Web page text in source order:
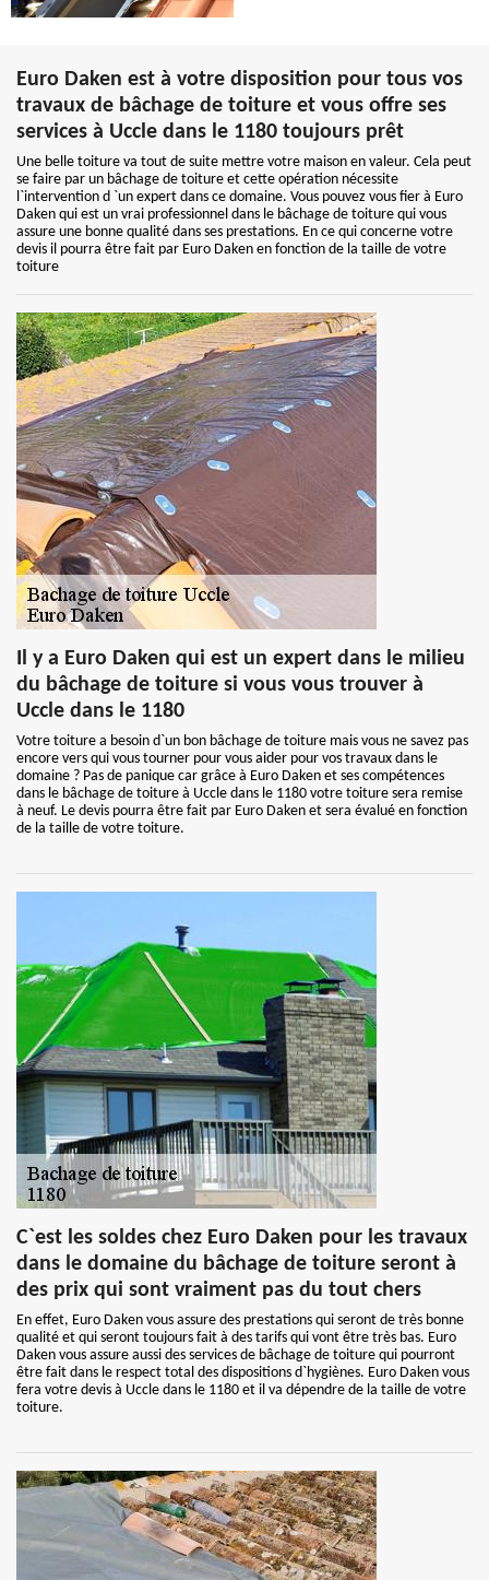
Euro Daken est à votre disposition pour tous vos
travaux de bâchage de toiture et vous offre ses
services à Uccle dans le 1180 toujours prêt
Une belle toiture va tout de suite mettre votre maison en valeur. Cela peut
se faire par un bâchage de toiture et cette opération nécessite
l`intervention d `un expert dans ce domaine. Vous pouvez vous fier à Euro
Daken qui est un vrai professionnel dans le bâchage de toiture qui vous
assure une bonne qualité dans ses prestations. En ce qui concerne votre
devis il pourra être fait par Euro Daken en fonction de la taille de votre
toiture
Il y a Euro Daken qui est un expert dans le milieu
du bâchage de toiture si vous vous trouver à
Uccle dans le 1180
Votre toiture a besoin d`un bon bâchage de toiture mais vous ne savez pas
encore vers qui vous tourner pour vous aider pour vos travaux dans le
domaine ? Pas de panique car grâce à Euro Daken et ses compétences
dans le bâchage de toiture à Uccle dans le 1180 votre toiture sera remise
à neuf. Le devis pourra être fait par Euro Daken et sera évalué en fonction
de la taille de votre toiture.
C`est les soldes chez Euro Daken pour les travaux
dans le domaine du bâchage de toiture seront à
des prix qui sont vraiment pas du tout chers
En effet, Euro Daken vous assure des prestations qui seront de très bonne
qualité et qui seront toujours fait à des tarifs qui vont être très bas. Euro
Daken vous assure aussi des services de bâchage de toiture qui pourront
être fait dans le respect total des dispositions d`hygiènes. Euro Daken vous
fera votre devis à Uccle dans le 1180 et il va dépendre de la taille de votre
toiture.